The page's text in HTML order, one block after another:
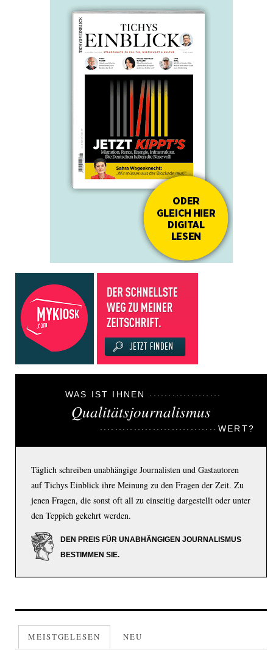
WAS IST IHNEN
Qualitätsjournalismus
WERT?
Täglich schreiben unabhängige Journalisten und Gastautoren
auf Tichys Einblick ihre Meinung zu den Fragen der Zeit. Zu
jenen Fragen, die sonst oft all zu einseitig dargestellt oder unter
den Teppich gekehrt werden.
DEN PREIS FÜR UNABHÄNGIGEN JOURNALISMUS
BESTIMMEN SIE.
MEISTGELESEN NEU